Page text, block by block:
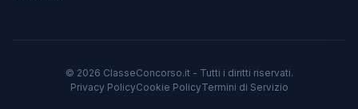
© 2026 ClasseConcorso.it - Tutti i diritti riservati.
Privacy PolicyCookie PolicyTermini di Servizio